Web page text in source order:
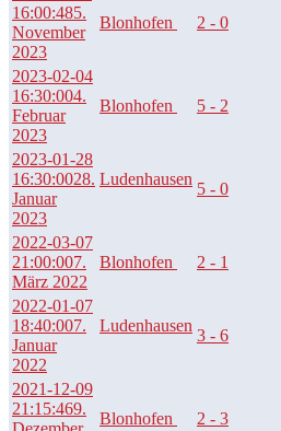
16:00:485.
November
2023
Blonhofen 2 - 0
2023-02-04
16:30:004.
Februar
2023
Blonhofen 5 - 2
2023-01-28
16:30:0028.
Januar
2023
Ludenhausen
5 - 0
2022-03-07
21:00:007.
März 2022
Blonhofen 2 - 1
2022-01-07
18:40:007.
Januar
2022
Ludenhausen
3 - 6
2021-12-09
21:15:469.
Blonhofen 2 - 3